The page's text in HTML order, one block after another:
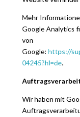
Mehr
Google Analytics
von
Google: https://
04245?hl=de.
Wir haben mit